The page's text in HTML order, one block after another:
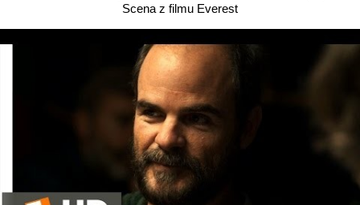
Scena z filmu Everest